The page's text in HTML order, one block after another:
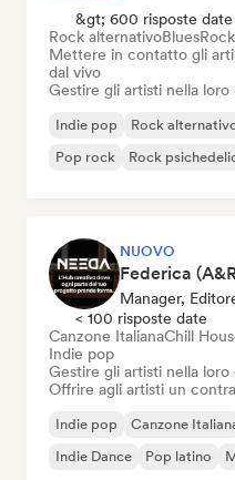
&gt; 600 risposte date
Rock alternativoBlues
Mettere in contatto gli
dal vivo
Gestire gli artisti nella loro
Indie pop Rock
Pop rock
Rock
NUOVO
Federica
Manager,
< 100 risposte date
Canzone ItalianaChill
Indie pop
Gestire gli artisti nella loro
Offrire agli artisti un
Indie pop Canzone
Indie Dance
Pop latino